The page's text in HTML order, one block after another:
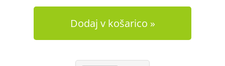
Dodaj v košarico